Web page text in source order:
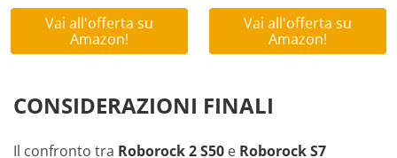
Vai all'offerta su
Amazon!
Vai all'offerta su
Amazon!
CONSIDERAZIONI FINALI
Il confronto tra Roborock 2 S50 e Roborock S7